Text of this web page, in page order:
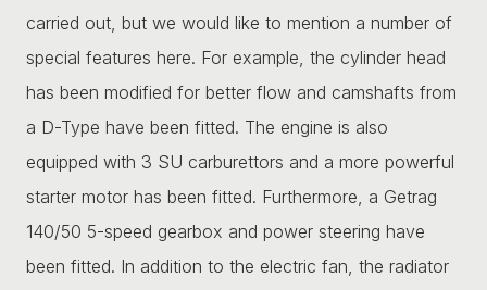
carried out, but we would like to mention a number of
special features here. For example, the cylinder head
has been modified for better flow and camshafts from
a D-Type have been fitted. The engine is also
equipped with 3 SU carburettors and a more powerful
starter motor has been fitted. Furthermore, a Getrag
140/50 5-speed gearbox and power steering have
been fitted. In addition to the electric fan, the radiator